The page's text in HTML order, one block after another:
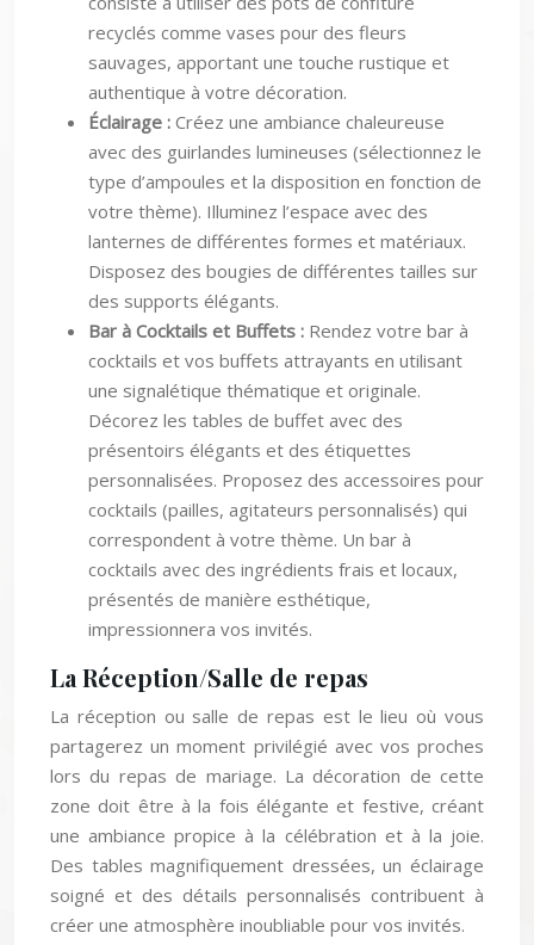
recyclés comme vases pour des fleurs
sauvages, apportant une touche rustique et
authentique à votre décoration.
Éclairage : Créez une ambiance chaleureuse
avec des guirlandes lumineuses (sélectionnez le
type d’ampoules et la disposition en fonction de
votre thème). Illuminez l’espace avec des
lanternes de différentes formes et matériaux.
Disposez des bougies de différentes tailles sur
des supports élégants.
Bar à Cocktails et Buffets : Rendez votre bar à
cocktails et vos buffets attrayants en utilisant
une signalétique thématique et originale.
Décorez les tables de buffet avec des
présentoirs élégants et des étiquettes
personnalisées. Proposez des accessoires pour
cocktails (pailles, agitateurs personnalisés) qui
correspondent à votre thème. Un bar à
cocktails avec des ingrédients frais et locaux,
présentés de manière esthétique,
impressionnera vos invités.
La Réception/Salle de repas
La réception ou salle de repas est le lieu où vous
partagerez un moment privilégié avec vos proches
lors du repas de mariage. La décoration de cette
zone doit être à la fois élégante et festive, créant
une ambiance propice à la célébration et à la joie.
Des tables magnifiquement dressées, un éclairage
soigné et des détails personnalisés contribuent à
créer une atmosphère inoubliable pour vos invités.